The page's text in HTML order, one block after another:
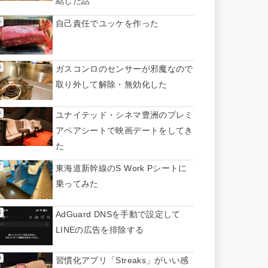
自己責任でユッケを作った
ガスコンロのセンサーが邪魔なので
取り外して解除・無効化した
ユナイテッド・シネマ豊洲のプレミ
アペアシートで映画デートをしてき
た
東海道新幹線のS Work Pシートに
乗ってみた
AdGuard DNSを手動で設定して
LINEの広告を排除する
習慣化アプリ「Streaks」がいい感